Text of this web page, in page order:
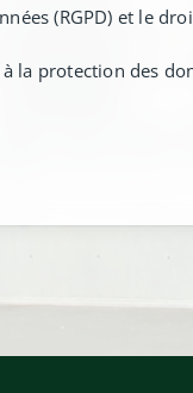
(RGPD) et le
la protection des